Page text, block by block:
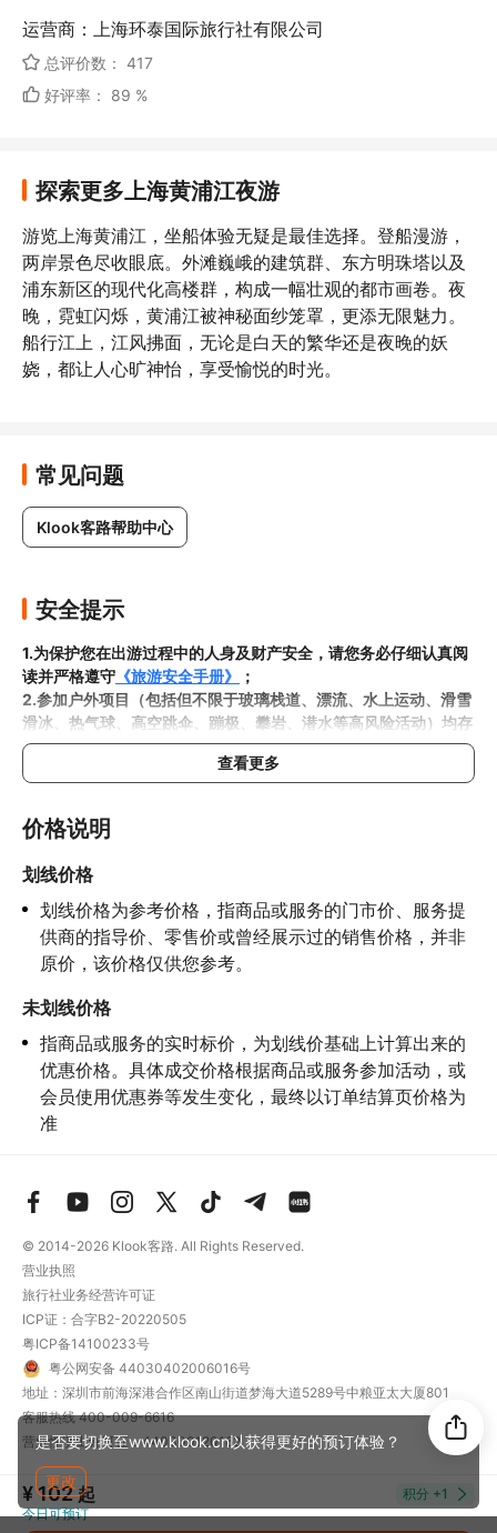
是否要切换至www.klook.cn以获得更好的预订体验？
更改
运营商：上海环泰国际旅行社有限公司
总评价数： 417
好评率： 89 %
探索更多上海黄浦江夜游
游览上海黄浦江，坐船体验无疑是最佳选择。登船漫游，
两岸景色尽收眼底。外滩巍峨的建筑群、东方明珠塔以及
浦东新区的现代化高楼群，构成一幅壮观的都市画卷。夜
晚，霓虹闪烁，黄浦江被神秘面纱笼罩，更添无限魅力。
船行江上，江风拂面，无论是白天的繁华还是夜晚的妖
娆，都让人心旷神怡，享受愉悦的时光。
常见问题
Klook客路帮助中心
安全提示
1.为保护您在出游过程中的人身及财产安全，请您务必仔细认真阅
读并严格遵守 《旅游安全手册》
；
2.参加户外项目（包括但不限于玻璃栈道、漂流、水上运动、滑雪
滑冰、热气球、高空跳伞、蹦极、攀岩、潜水等高风险活动）均存
在一定风险，请您在参与相应项目之前充分了解《安全防护指
，在结合自身身体真实状况、年龄等情况并充分参考当地相关
3.禁止孕妇、患有高血压、心脏病等不适合刺激性游玩项目的疾病
患者及严重恐高、体质较弱的游客参加本产品内包含的项目，
隐瞒前述情况参加项目发生意外的，由您本人承担一切责任，因此
给旅行社造成损失的，还需对旅行社进行全额赔偿；
4.因本产品内可能包含多个旅游项目，请您在预订本产品之前与客
服工作人员沟通了解本产品内各项目的准入年龄、准入身高及准入
体重等准入要求，否则预订失败或预订后无法成行的后果由您自行
5.请您在参与项目期间全程穿戴好安全护具，避免发生意外事件；
通，工作人员将会及时为您提供必要支持。
查看更多
¥ 102起 积分 +1
今日可预订
价格说明
划线价格
划线价格为参考价格，指商品或服务的门市价、服务提
供商的指导价、零售价或曾经展示过的销售价格，并非
原价，该价格仅供您参考。
未划线价格
指商品或服务的实时标价，为划线价基础上计算出来的
优惠价格。具体成交价格根据商品或服务参加活动，或
会员使用优惠券等发生变化，最终以订单结算页价格为
准
© 2014-2026 Klook客路. All Rights Reserved.
营业执照
旅行社业务经营许可证
ICP证：合字B2-20220505
粤ICP备14100233号
粤公网安备 44030402006016号
地址：深圳市前海深港合作区南山街道梦海大道5289号中粮亚太大厦801
客服热线 400-009-6616
营业性演出许可证：440300120162